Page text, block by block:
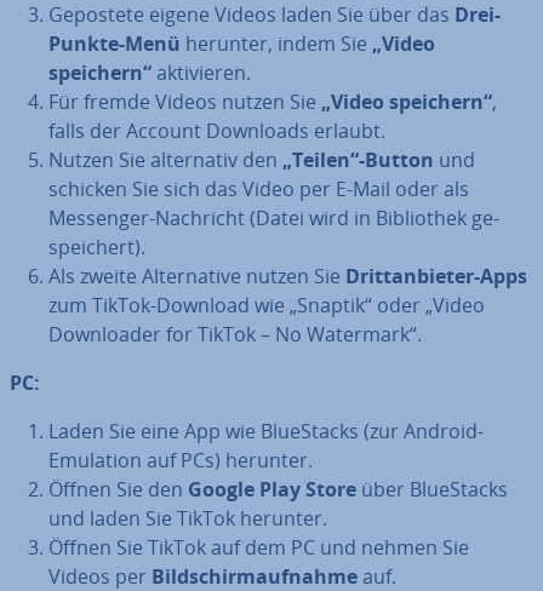
Gepostete eigene Videos laden Sie über das Drei-
Punkte-Menü herunter, indem Sie „Video
speichern“ak­ti­vie­ren.
Für fremde Videos nutzen Sie „Video speichern“,
falls der Account Downloads erlaubt.
Nutzen Sie al­ter­na­tiv den „Teilen“-Button und
schicken Sie sich das Video per E-Mail oder als
Messenger-Nachricht (Datei wird in Bi­blio­thek ge­
spei­chert).
Als zweite Al­ter­na­ti­ve nutzen Sie Dritt­an­bie­ter-Apps
zum TikTok-Download wie „Snaptik“ oder „Video
Down­loa­der for TikTok – No Watermark“.
PC:
Laden Sie eine App wie BlueStacks (zur Android-
Emulation auf PCs) herunter.
Öffnen Sie den Google Play Store über BlueStacks
und laden Sie TikTok herunter.
Öffnen Sie TikTok auf dem PC und nehmen Sie
Videos per Bild­schirm­auf­nah­meauf.